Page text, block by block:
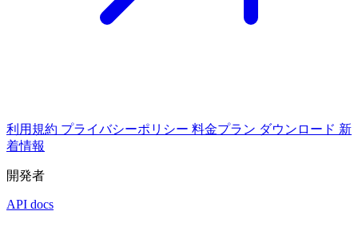
利用規約 プライバシーポリシー 料金プラン ダウンロード 新
着情報
開発者
API docs